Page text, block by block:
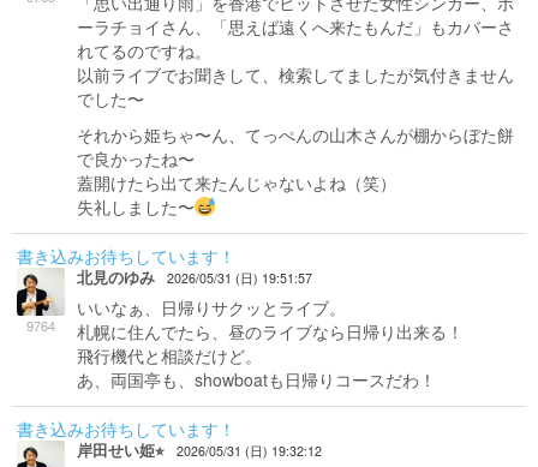
ーラチョイさん、「思えば遠くへ来たもんだ」もカバーさ
れてるのですね。
以前ライブでお聞きして、検索してましたが気付きません
でした〜
それから姫ちゃ〜ん、てっぺんの山木さんが棚からぼた餅
で良かったね〜
蓋開けたら出て来たんじゃないよね（笑）
失礼しました〜
書き込みお待ちしています！
9764
北見のゆみ 2026/05/31 (日) 19:51:57
いいなぁ、日帰りサクッとライブ。
札幌に住んでたら、昼のライブなら日帰り出来る！
飛行機代と相談だけど。
あ、両国亭も、showboatも日帰りコースだわ！
書き込みお待ちしています！
岸田せい姫⭐︎ 2026/05/31 (日) 19:32:12